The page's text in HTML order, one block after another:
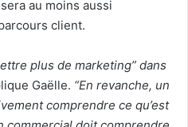
au moins aussi
client.
plus de marketing” dans
Gaëlle. “En revanche, un
comprendre ce qu’est